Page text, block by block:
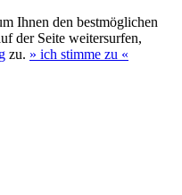
Ihnen den bestmöglichen
der Seite weitersurfen,
zu. » ich stimme zu «